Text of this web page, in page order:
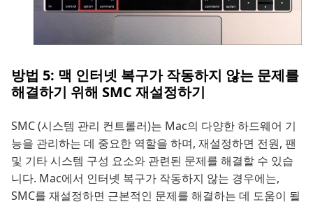
방법 5: 맥 인터넷 복구가 작동하지 않는 문제를
해결하기 위해 SMC 재설정하기
SMC (시스템 관리 컨트롤러)는 Mac의 다양한 하드웨어 기
능을 관리하는 데 중요한 역할을 하며, 재설정하면 전원, 팬
및 기타 시스템 구성 요소와 관련된 문제를 해결할 수 있습
니다. Mac에서 인터넷 복구가 작동하지 않는 경우에는,
SMC를 재설정하면 근본적인 문제를 해결하는 데 도움이 될